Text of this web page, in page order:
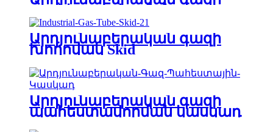
պահեստավորման բաք
Արդյունաբերական գազի
խողովակ Skid
Արդյունաբերական գազի
պահեստավորման կասկադ